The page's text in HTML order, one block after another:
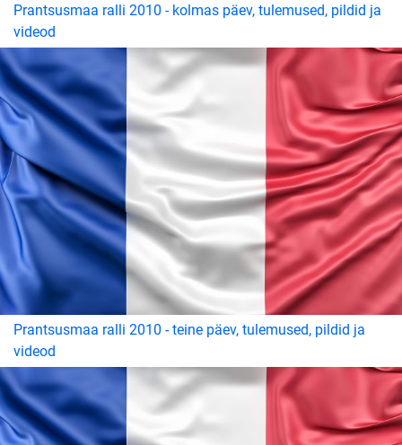
Prantsusmaa ralli 2010 - kolmas päev, tulemused, pildid ja
videod
Prantsusmaa ralli 2010 - teine päev, tulemused, pildid ja
videod